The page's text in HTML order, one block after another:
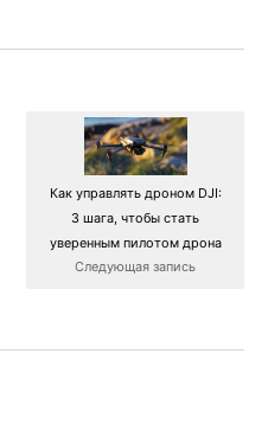
Как управлять дроном DJI:
3 шага, чтобы стать
уверенным пилотом дрона
Следующая запись